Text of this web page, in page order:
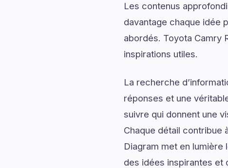
Les contenus
davantage chaque idée
abordés. Toyota Camry
inspirations utiles.
La recherche
réponses et une
suivre qui donnent une
Chaque détail contribue
Diagram met en
des idées inspirantes et